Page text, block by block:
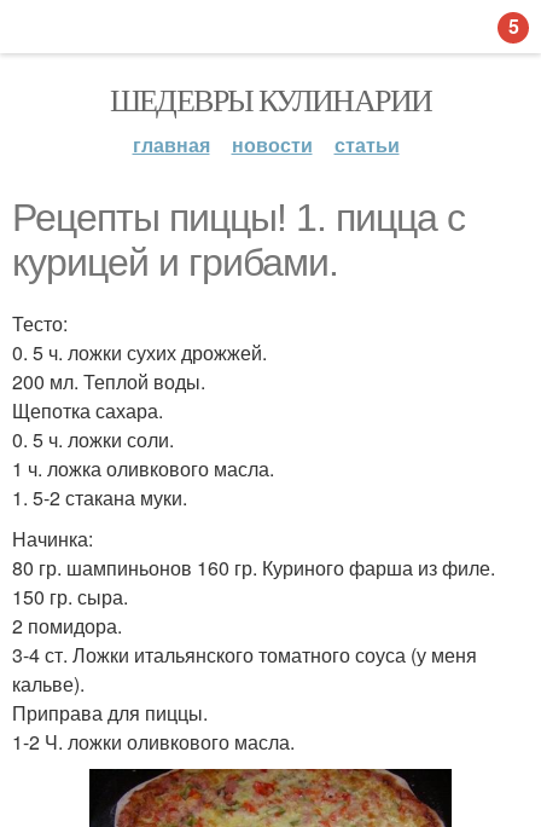
ШЕДЕВРЫ КУЛИНАРИИ
главная новости статьи
Рецепты пиццы! 1. пицца с
курицей и грибами.
Тесто:
0. 5 ч. ложки сухих дрожжей.
200 мл. Теплой воды.
Щепотка сахара.
0. 5 ч. ложки соли.
1 ч. ложка оливкового масла.
1. 5-2 стакана муки.
Начинка:
80 гр. шампиньонов 160 гр. Куриного фарша из филе.
150 гр. сыра.
2 помидора.
3-4 ст. Ложки итальянского томатного соуса (у меня
кальве).
Приправа для пиццы.
1-2 Ч. ложки оливкового масла.
5